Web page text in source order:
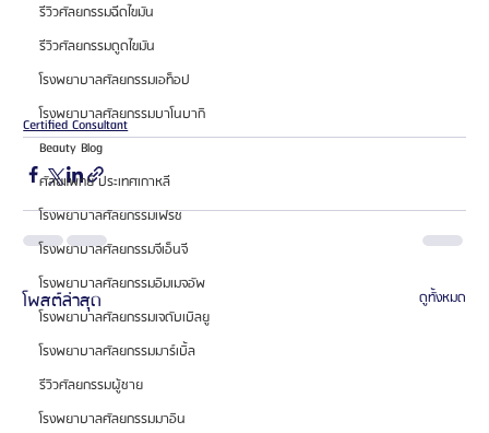
รีวิวศัลยกรรมฉีดไขมัน
รีวิวศัลยกรรมดูดไขมัน
โรงพยาบาลศัลยกรรมเอท็อป
โรงพยาบาลศัลยกรรมบาโนบากิ
Beauty Blog
ศัลยแพทย์ ประเทศเกาหลี
โรงพยาบาลศัลยกรรมเฟรช
โรงพยาบาลศัลยกรรมจีเอ็นจี
โรงพยาบาลศัลยกรรมอิมเมจอัพ
โรงพยาบาลศัลยกรรมเจดับเบิลยู
โรงพยาบาลศัลยกรรมมาร์เบิ้ล
รีวิวศัลยกรรมผู้ชาย
โรงพยาบาลศัลยกรรมมาอิน
Certified Consultant
โพสต์ล่าสุด ดูทั้งหมด